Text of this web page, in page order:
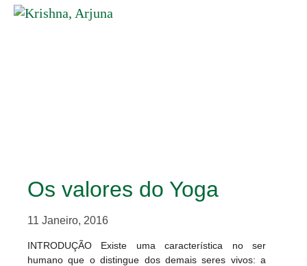
Os valores do Yoga
11 Janeiro, 2016
INTRODUÇÃO Existe uma característica no ser
humano que o distingue dos demais seres vivos: a